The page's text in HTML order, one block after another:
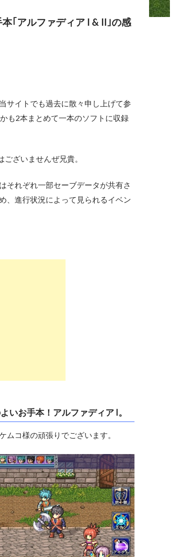
｢アルファディア I & II｣の感
サイトでも過去に散々申し上げて参
も2本まとめて一本のソフトに収録
ざいませんぜ兄貴。
それぞれ一部セーブデータが共有さ
、進行状況によって見られるイベン
いお手本！アルファディア I。
ムコ様の頑張りでございます。